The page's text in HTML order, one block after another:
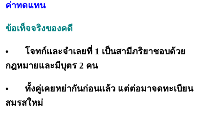
ค่าทดแทน
ข้อเท็จจริงของคดี
•
โจทก์และจำเลยที่ 1 เป็นสามีภริยาชอบด้วย
กฎหมายและมีบุตร 2 คน
•
ทั้งคู่เคยหย่ากันก่อนแล้ว แต่ต่อมาจดทะเบียน
สมรสใหม่